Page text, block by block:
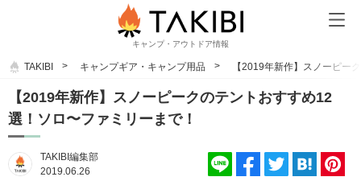
キャンプ・アウトドア情報
TAKIBI キャンプギア・キャンプ用品 【2019年新作】スノーピー
【2019年新作】スノーピークのテントおすすめ12
選！ソロ〜ファミリーまで！
TAKIBI編集部
2019.06.26